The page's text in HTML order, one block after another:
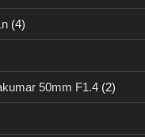
(4)
50mm F1.4 (2)